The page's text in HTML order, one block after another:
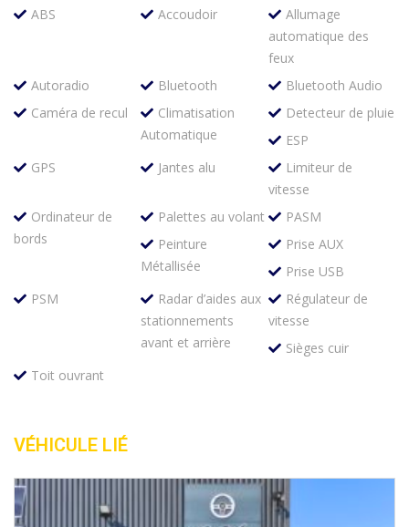
ABS Accoudoir
Allumage
automatique des
feux
Autoradio
Bluetooth
Bluetooth Audio
Caméra de recul
Climatisation
Automatique
Detecteur de pluie
ESP
GPS
Jantes alu
Limiteur de
vitesse
Ordinateur de
bords
Palettes au volant
PASM
Peinture
Métallisée
Prise AUX
Prise USB
PSM
Radar d’aides aux
stationnements
avant et arrière
Régulateur de
vitesse
Sièges cuir
Toit ouvrant
VÉHICULE LIÉ